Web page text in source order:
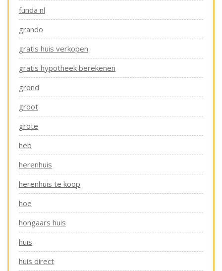
funda nl
grando
gratis huis verkopen
gratis hypotheek berekenen
grond
groot
grote
heb
herenhuis
herenhuis te koop
hoe
hongaars huis
huis
huis direct